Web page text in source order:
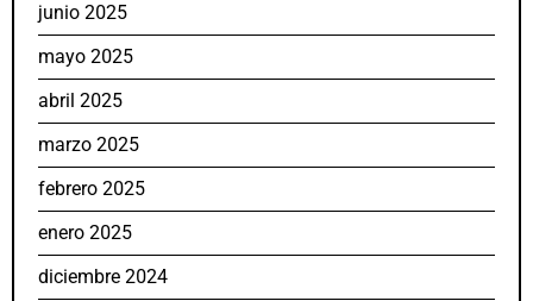
junio 2025
mayo 2025
abril 2025
marzo 2025
febrero 2025
enero 2025
diciembre 2024